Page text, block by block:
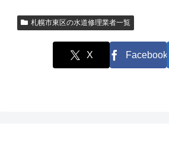
札幌市東区の水道修理業者一覧
X Facebook